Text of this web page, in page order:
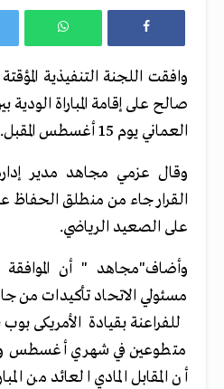
وافقت اللجنة التنفيذية
صالح على إقامة المباراة الودية
العماني يوم 15 أغسطس المقبل.
وقال عزمي مجاهد مدير
القرار جاء من منطلق الحفاظ
على الصعيد الرياضي.
وأضاف"مجاهد " أن
مسئولي الاتحاد تأكيدات من
للفراعنة بقيادة الأمريكى
متطوعين في شهري أغسطس